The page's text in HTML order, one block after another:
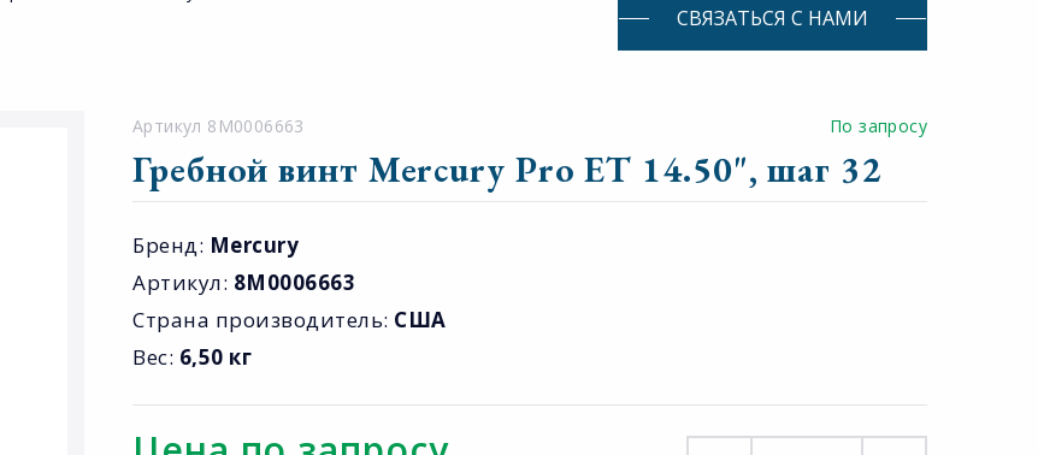
СВЯЗАТЬСЯ С НАМИ
Артикул 8M0006663 По запросу
Гребной винт Mercury Pro ET 14.50", шаг 32
Бренд: Mercury
Артикул: 8M0006663
Страна производитель: США
Вес: 6,50 кг